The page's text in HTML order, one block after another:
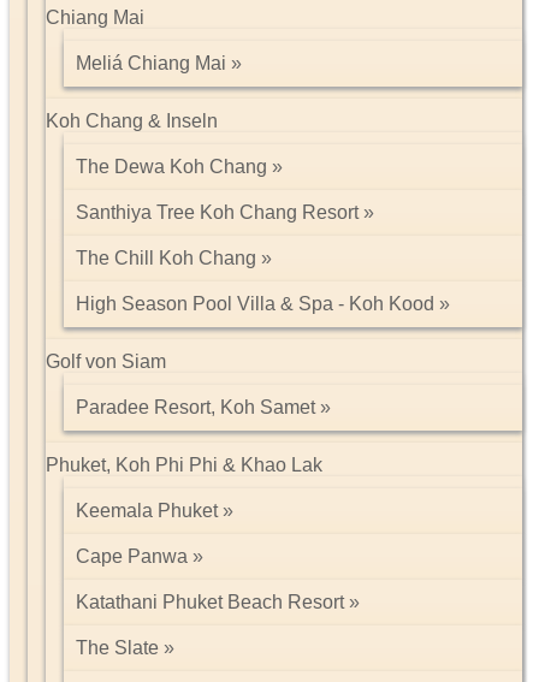
Chiang Mai
Meliá Chiang Mai
Koh Chang & Inseln
The Dewa Koh Chang
Santhiya Tree Koh Chang Resort
The Chill Koh Chang
High Season Pool Villa & Spa - Koh Kood
Golf von Siam
Paradee Resort, Koh Samet
Phuket, Koh Phi Phi & Khao Lak
Keemala Phuket
Cape Panwa
Katathani Phuket Beach Resort
The Slate